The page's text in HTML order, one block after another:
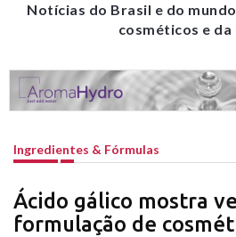
Notícias do Brasil e do
cosméticos e da
Ingredientes & Fórmulas
Ácido gálico mostra
formulação de